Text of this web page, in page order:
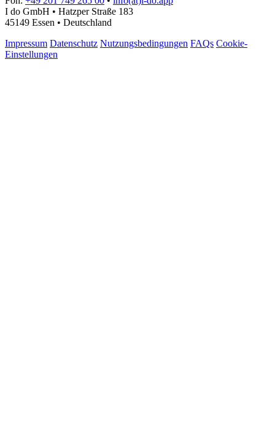
I do GmbH • Hatzper Straße 183
45149 Essen • Deutschland
Impressum Datenschutz Nutzungsbedingungen FAQs Cookie-
Einstellungen